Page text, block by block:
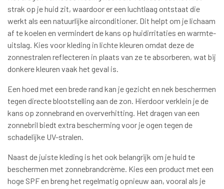
strak op je huid zit, waardoor er een luchtlaag ontstaat die
werkt als een natuurlijke airconditioner. Dit helpt om je lichaam
af te koelen en vermindert de kans op huidirritaties en warmte-
uitslag. Kies voor kleding in lichte kleuren omdat deze de
zonnestralen reflecteren in plaats van ze te absorberen, wat bij
donkere kleuren vaak het geval is.
Een hoed met een brede rand kan je gezicht en nek beschermen
tegen directe blootstelling aan de zon. Hierdoor verklein je de
kans op zonnebrand en oververhitting. Het dragen van een
zonnebril biedt extra bescherming voor je ogen tegen de
schadelijke UV-stralen.
Naast de juiste kleding is het ook belangrijk om je huid te
beschermen met zonnebrandcrème. Kies een product met een
hoge SPF en breng het regelmatig opnieuw aan, vooral als je